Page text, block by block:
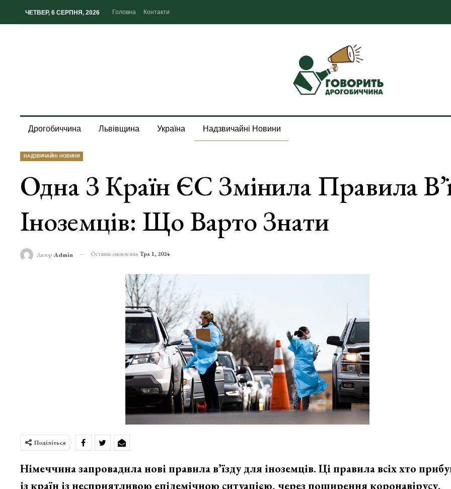
ЧЕТВЕР, 6 СЕРПНЯ, 2026 Головна Контакти
Дрогобиччина Львівщина Україна Надзвичайні Новини
НАДЗВИЧАЙНІ НОВИНИ
Одна З Країн ЄС Змінила Правила
Іноземців: Що Варто Знати
Автор Admin Останнє оновлення Тра 1, 2024
Поділіться
Німеччина запровадила нові правила в’їзду для іноземців. Ці правила всіх хто
із країн із несприятливою епідемічною ситуацією, через поширення коронавірусу.